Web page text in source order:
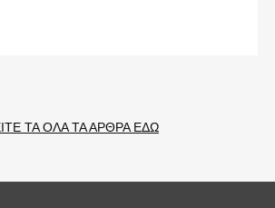
ΤΑ ΟΛΑ ΤΑ ΑΡΘΡΑ ΕΔΩ